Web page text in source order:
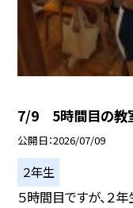
7/9 5時間目の教室
公開日 2026/07/09
２年生
５時間目ですが、２